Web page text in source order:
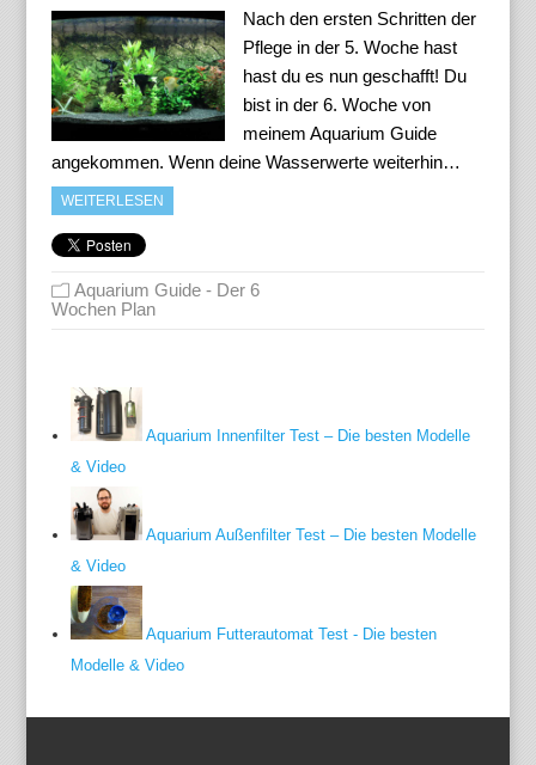
Nach den ersten Schritten der
Pflege in der 5. Woche hast
hast du es nun geschafft! Du
bist in der 6. Woche von
meinem Aquarium Guide
angekommen. Wenn deine Wasserwerte weiterhin…
WEITERLESEN
Aquarium Guide - Der 6
Wochen Plan
Aquarium Innenfilter Test – Die besten Modelle
& Video
Aquarium Außenfilter Test – Die besten Modelle
& Video
Aquarium Futterautomat Test - Die besten
Modelle & Video